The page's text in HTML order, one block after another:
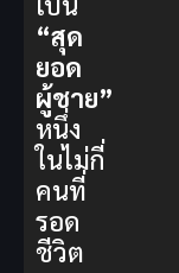
“สุด
ยอด
ผู้ชาย”
หนึ่ง
ในไม่กี่
คนที่
รอด
ชีวิต